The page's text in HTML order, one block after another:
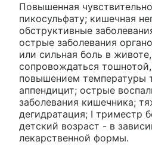
Повышенная
пикосульфату; кишечная
обструктивные
острые заболевания
или сильная боль в
сопровождаться
повышением температуры
аппендицит; острые
заболевания кишечника;
дегидратация; I триместр
детский возраст - в
лекарственной формы.